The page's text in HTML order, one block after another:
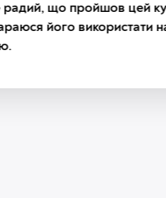
цей курс.
на максимум.